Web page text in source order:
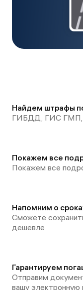
Найдем штрафы
ГИБДД, ГИС
Покажем все
Покажем все
Напомним о
Сможете
дешевле
Гарантируем
Отправим
вашу электронную